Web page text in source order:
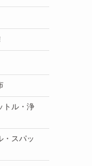
トル・浄
・スパッ